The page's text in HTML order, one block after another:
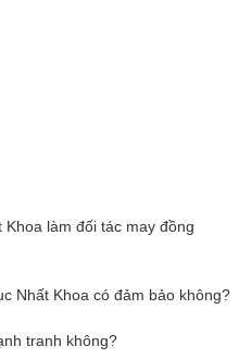
làm đối tác may đồng
Nhất Khoa có đảm bảo không?
tranh không?